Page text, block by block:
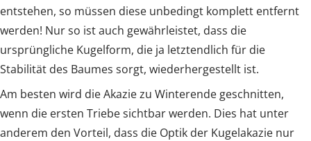
entstehen, so müssen diese unbedingt komplett entfernt
werden! Nur so ist auch gewährleistet, dass die
ursprüngliche Kugelform, die ja letztendlich für die
Stabilität des Baumes sorgt, wiederhergestellt ist.
Am besten wird die Akazie zu Winterende geschnitten,
wenn die ersten Triebe sichtbar werden. Dies hat unter
anderem den Vorteil, dass die Optik der Kugelakazie nur